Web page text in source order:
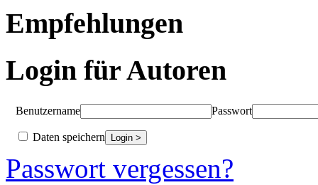
Empfehlungen
Login für Autoren
Benutzername Passwort
Daten speichern
Passwort vergessen?